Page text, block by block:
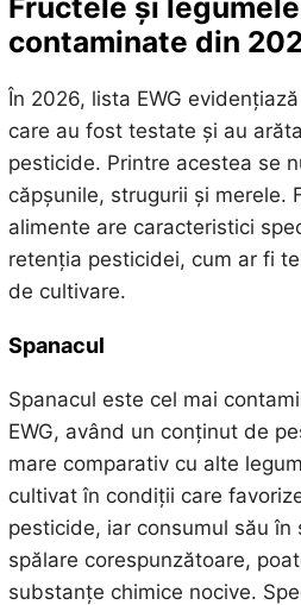
contaminate din
În 2026, lista EWG
care au fost testate și au
pesticide. Printre acestea se
căpșunile, strugurii și merele.
alimente are caracteristici
retenția pesticidei, cum ar fi
de cultivare.
Spanacul
Spanacul este cel mai
EWG, având un conținut de
mare comparativ cu alte
cultivat în condiții care
pesticide, iar consumul său
spălare corespunzătoare,
substanțe chimice nocive.